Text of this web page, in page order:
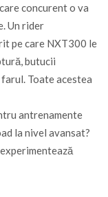
concurent o va
Un rider
pe care NXT300 le
butucii
Toate acestea
antrenamente
la nivel avansat?